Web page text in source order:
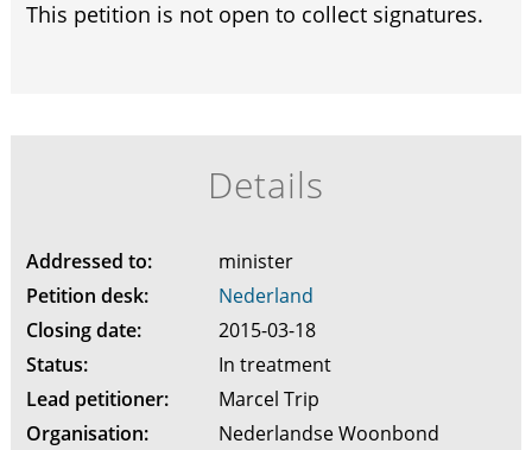
This petition is not open to collect signatures.
Details
Addressed to:
minister
Petition desk:
Nederland
Closing date:
2015-03-18
Status:
In treatment
Lead petitioner:
Marcel Trip
Organisation:
Nederlandse Woonbond